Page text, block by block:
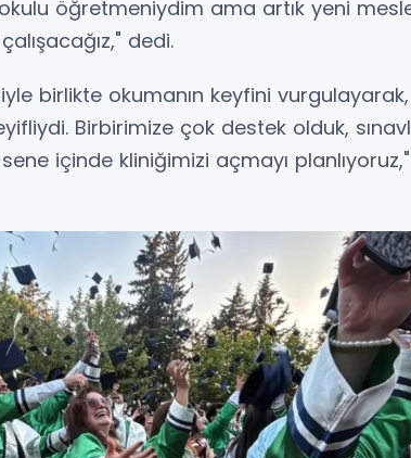
öğretmeniydim ama artık yeni
dedi.
birlikte okumanın keyfini
Birbirimize çok destek olduk,
sene içinde kliniğimizi açmayı